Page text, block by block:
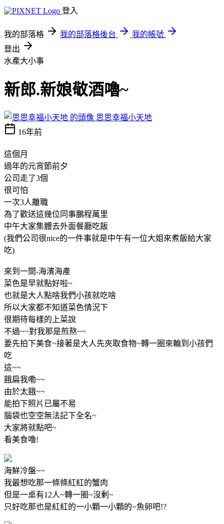
登入
我的部落格 我的部落格後台
我的帳號
登出
水產大小事
新郎.新娘敬酒嚕~
思思幸福小天地
16年前
這個月
過年的元宵節前夕
公司走了3個
很可怕
一次3人離職
為了歡送這幾位同事鵬程萬里
中午大家集體去外面餐廳吃飯
(我們公司很nice的一件事就是中午有一位大姐來煮飯給大家
吃)
來到一間-海濱海產
菜色是早就點好啦~
也就是大人點啥我們小孩就吃啥
所以大家都不知道菜色情況下
很期待每樣的上菜說
不過~~對我那是煎熬~~
要先拍下美食~接著是大人先夾取食物~轉一圈來輪到小孩們
吃
這~~
餓扁我嘞~~
由於太餓~~
能拍下照片已屬不易
腦袋也空空無法記下全名~
大家將就點吧~
看美食嚕!
海鮮冷盤~~
我最想吃那一條條紅紅的蟹肉
但是一桌有12人~轉一圈~沒剰~
只好吃那也是紅紅的一小顆一小顆的~魚卵吧!?